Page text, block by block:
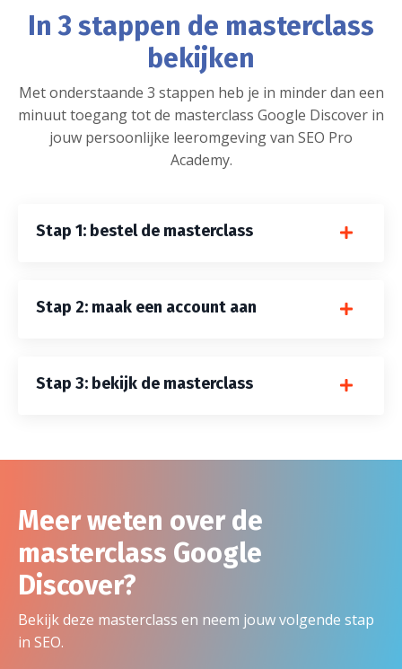
In 3 stappen de masterclass
bekijken
Met onderstaande 3 stappen heb je in minder dan een
minuut toegang tot de masterclass Google Discover in
jouw persoonlijke leeromgeving van SEO Pro
Academy.
Stap 1: bestel de masterclass
Stap 2: maak een account aan
Stap 3: bekijk de masterclass
Meer weten over de
masterclass Google
Discover?
Bekijk deze masterclass en neem jouw volgende stap
in SEO.